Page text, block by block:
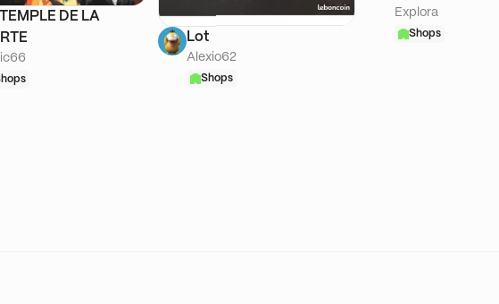
DE LA
Lot
Alexio62
Shops
Explora
Shops